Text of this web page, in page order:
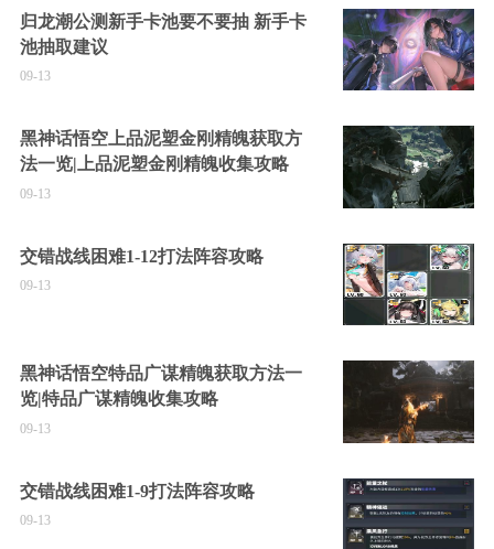
归龙潮公测新手卡池要不要抽 新手卡
池抽取建议
09-13
黑神话悟空上品泥塑金刚精魄获取方
法一览|上品泥塑金刚精魄收集攻略
09-13
交错战线困难1-12打法阵容攻略
09-13
黑神话悟空特品广谋精魄获取方法一
览|特品广谋精魄收集攻略
09-13
交错战线困难1-9打法阵容攻略
09-13